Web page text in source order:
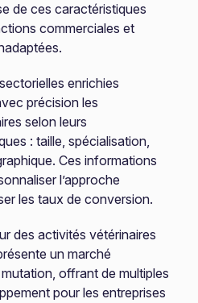
de ces caractéristiques
commerciales et
enrichies
précision les
selon leurs
: taille, spécialisation,
Ces informations
l’approche
les taux de conversion.
des activités vétérinaires
un marché
offrant de multiples
pour les entreprises